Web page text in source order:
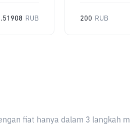
RUB 200 RUB
fiat hanya dalam 3 langkah